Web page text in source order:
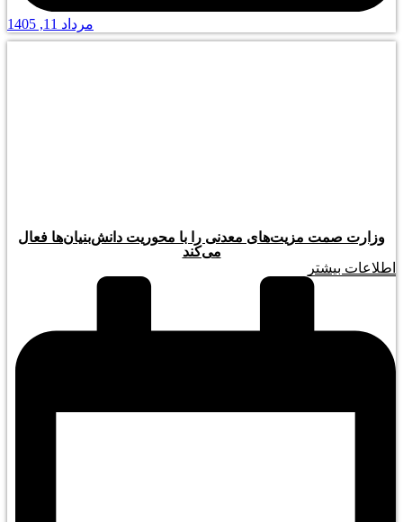
مرداد 11, 1405
وزارت صمت مزیت‌های معدنی را با محوریت دانش‌بنیان‌ها فعال
می‌کند
اطلاعات بیشتر